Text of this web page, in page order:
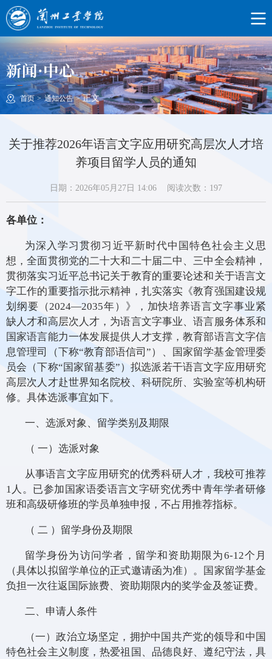
新闻·中心
首页 > 通知公告 > 正文
关于推荐2026年语言文字应用研究高层次人才培
养项目留学人员的通知
日期：2026年05月27日 14:06 阅读次数： 197
各单位：
为深入学习贯彻习近平新时代中国特色社会主义思
想，全面贯彻党的二十大和二十届二中、三中全会精神，
贯彻落实习近平总书记关于教育的重要论述和关于语言文
字工作的重要指示批示精神，扎实落实《教育强国建设规
划纲要（2024—2035年）》，加快培养语言文字事业紧
缺人才和高层次人才，为语言文字事业、语言服务体系和
国家语言能力一体发展提供人才支撑，教育部语言文字信
息管理司（下称“教育部语信司”）、国家留学基金管理委
员会（下称“国家留基委”）拟选派若干语言文字应用研究
高层次人才赴世界知名院校、科研院所、实验室等机构研
修。具体选派事宜如下。
一、选派对象、留学类别及期限
（ 一）选派对象
从事语言文字应用研究的优秀科研人才，我校可推荐
1人。已参加国家语委语言文字研究优秀中青年学者研修
班和高级研修班的学员单独申报，不占用推荐指标。
（ 二 ）留学身份及期限
留学身份为访问学者，留学和资助期限为6-12个月
（具体以拟留学单位的正式邀请函为准）。国家留学基金
负担一次往返国际旅费、资助期限内的奖学金及签证费。
二、申请人条件
（一）政治立场坚定，拥护中国共产党的领导和中国
特色社会主义制度，热爱祖国、品德良好、遵纪守法，具